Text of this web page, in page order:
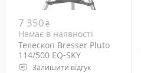
7 350₴
Немає в наявності
Телескоп Bresser Pluto
114/500 EQ-SKY
Залишити відгук